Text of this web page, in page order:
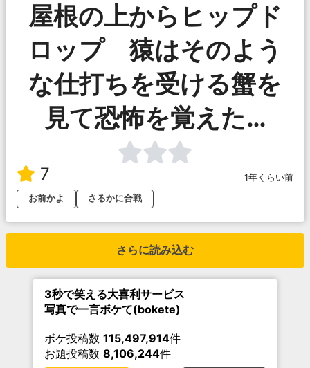
屋根の上からヒップド
ロップ 猿はそのよう
な仕打ちを受ける蟹を
見て恐怖を覚えた…
7
1年くらい前
お前かよ
さるかに合戦
さらに読み込む
3秒で笑える大喜利サービス
写真で一言ボケて(bokete)
ボケ投稿数 115,497,914件
お題投稿数 8,106,244件